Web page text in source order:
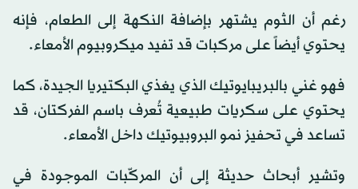
رغم أن الثوم يشتهر بإضافة النكهة إلى الطعام، فإنه
يحتوي أيضاً على مركبات قد تفيد ميكروبيوم الأمعاء.
فهو غني بالبريبايوتيك الذي يغذي البكتيريا الجيدة، كما
يحتوي على سكريات طبيعية تُعرف باسم الفركتان، قد
تساعد في تحفيز نمو البروبيوتيك داخل الأمعاء.
وتشير أبحاث حديثة إلى أن المركّبات الموجودة في